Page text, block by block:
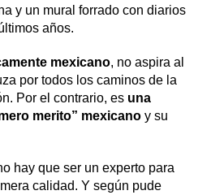
y un mural forrado con diarios
años.
mexicano, no aspira al
por todos los caminos de la
Por el contrario, es una
merito” mexicano y su
hay que ser un experto para
calidad. Y según pude